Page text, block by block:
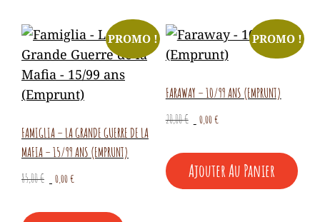
PROMO !
FAMIGLIA – LA GRANDE GUERRE DE LA
MAFIA – 15/99 ANS (EMPRUNT)
85,00€
Le
initial
0,00€
actuel
PROMO !
FARAWAY – 10/99 ANS (EMPRUNT)
20,00€
Le
initial
était :
20,00 €.
0,00€
actuel
est :
0,00 €.
Ajouter Au Panier